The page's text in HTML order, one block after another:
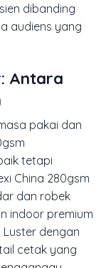
dibanding
audiens yang
Antara
pakai dan
tetapi
China 280gsm
dan robek
indoor premium
dengan
cetak yang